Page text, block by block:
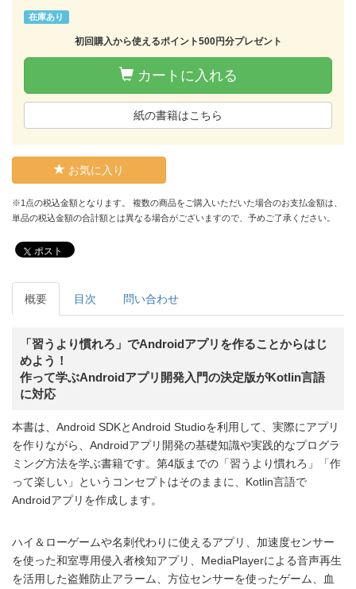
在庫あり
初回購入から使えるポイント500円分プレゼント
カートに入れる
紙の書籍はこちら
お気に入り
※1点の税込金額となります。 複数の商品をご購入いただいた場合のお支払金額は、
単品の税込金額の合計額とは異なる場合がございますので、予めご了承ください。
ポスト
概要 目次 問い合わせ
「習うより慣れろ」でAndroidアプリを作ることからはじ
めよう！
作って学ぶAndroidアプリ開発入門の決定版がKotlin言語
に対応
本書は、Android SDKとAndroid Studioを利用して、実際にアプリ
を作りながら、Androidアプリ開発の基礎知識や実践的なプログラ
ミング方法を学ぶ書籍です。第4版までの「習うより慣れろ」「作
って楽しい」というコンセプトはそのままに、Kotlin言語で
Androidアプリを作成します。
ハイ＆ローゲームや名刺代わりに使えるアプリ、加速度センサー
を使った和室専用侵入者検知アプリ、MediaPlayerによる音声再生
を活用した盗難防止アラーム、方位センサーを使ったゲーム、血